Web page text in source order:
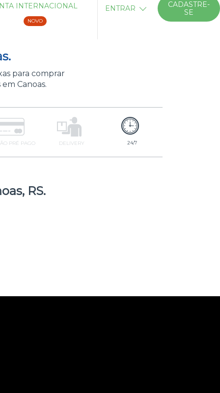
INTERNACIONAL
NOVO
ENTRAR
CADASTRE-
SE
para comprar
Canoas.
PRÉ PAGO DELIVERY 24/7
RS.